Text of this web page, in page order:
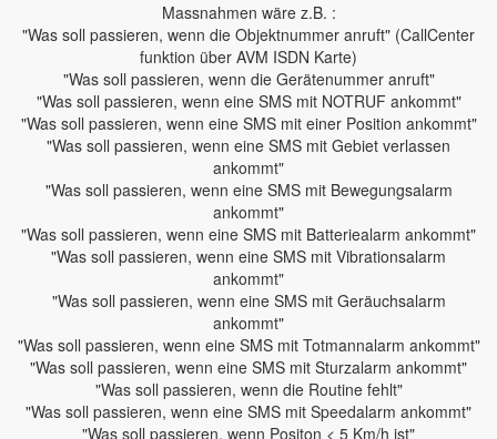
Massnahmen wäre z.B. :
"Was soll passieren, wenn die Objektnummer anruft" (CallCenter
funktion über AVM ISDN Karte)
"Was soll passieren, wenn die Gerätenummer anruft"
"Was soll passieren, wenn eine SMS mit NOTRUF ankommt"
"Was soll passieren, wenn eine SMS mit einer Position ankommt"
"Was soll passieren, wenn eine SMS mit Gebiet verlassen
ankommt"
"Was soll passieren, wenn eine SMS mit Bewegungsalarm
ankommt"
"Was soll passieren, wenn eine SMS mit Batteriealarm ankommt"
"Was soll passieren, wenn eine SMS mit Vibrationsalarm
ankommt"
"Was soll passieren, wenn eine SMS mit Geräuchsalarm
ankommt"
"Was soll passieren, wenn eine SMS mit Totmannalarm ankommt"
"Was soll passieren, wenn eine SMS mit Sturzalarm ankommt"
"Was soll passieren, wenn die Routine fehlt"
"Was soll passieren, wenn eine SMS mit Speedalarm ankommt"
"Was soll passieren, wenn Positon < 5 Km/h ist"